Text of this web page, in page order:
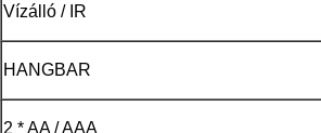
Vízálló / IR
HANGBAR
2 * AA / AAA